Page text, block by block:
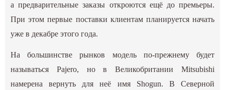
а предварительные заказы откроются ещё до премьеры.
При этом первые поставки клиентам планируется начать
уже в декабре этого года.
На большинстве рынков модель по-прежнему будет
называться Pajero, но в Великобритании Mitsubishi
намерена вернуть для неё имя Shogun. В Северной